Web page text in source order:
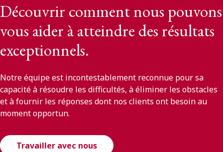
Découvrir comment nous pouvons
vous aider à atteindre des résultats
exceptionnels.
Notre équipe est incontestablement reconnue pour sa
capacité à résoudre les difficultés, à éliminer les obstacles
et à fournir les réponses dont nos clients ont besoin au
moment opportun.
Travailler avec nous